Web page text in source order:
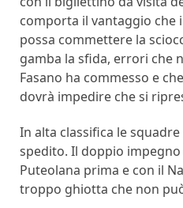
comporta il vantaggio che
possa commettere la
gamba la sfida, errori che
Fasano ha commesso e
dovrà impedire che si
In alta classifica le
spedito. Il doppio impegno
Puteolana prima e con il
troppo ghiotta che non